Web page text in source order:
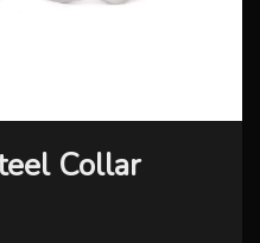
Collar